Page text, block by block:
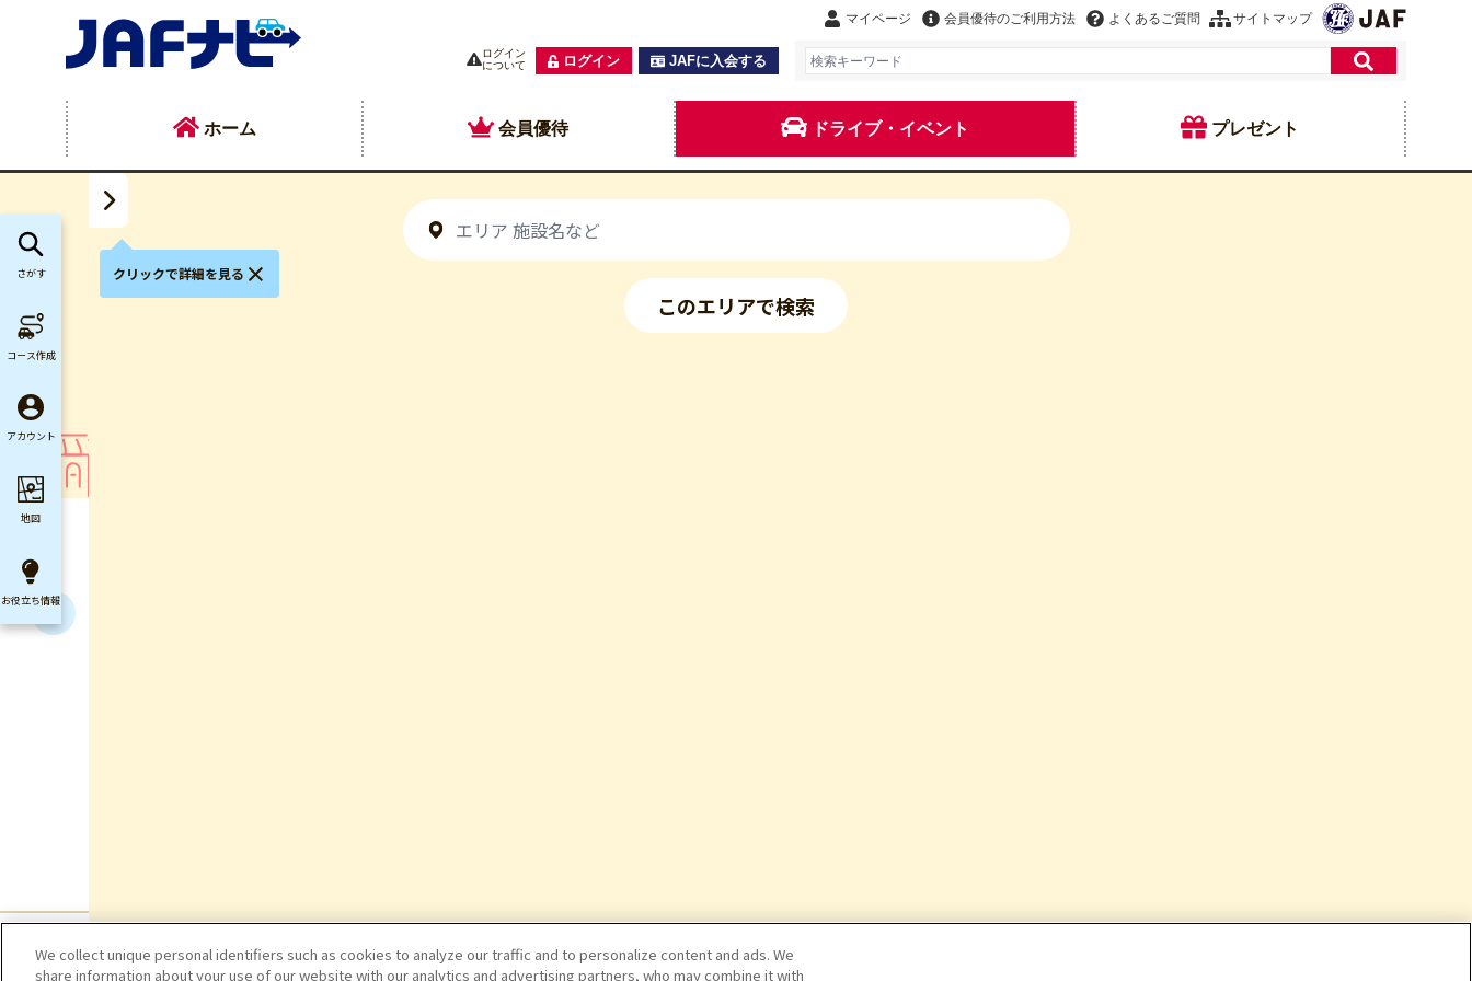
マイページ 会員優待のご利用方法 よくあるご質問 サイトマップ
ログイン
について
ログイン JAFに入会する
ホーム 会員優待 ドライブ・イベント プレゼント
このエリアで検索
クリックで詳細を見る
さがす
コース作成
アカウント
地図
お役立ち情報
We collect unique personal identifiers such as cookies to analyze our traffic and to personalize content and ads. We
share information about your use of our website with our analytics and advertising partners, who may combine it with